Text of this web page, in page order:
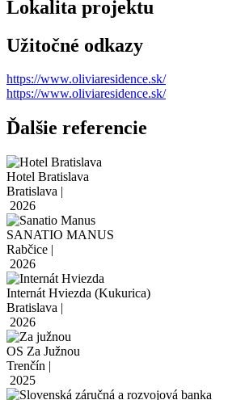
Lokalita projektu
Užitočné odkazy
https://www.oliviaresidence.sk/
https://www.oliviaresidence.sk/
Ďalšie referencie
Hotel Bratislava
Bratislava |
2026
SANATIO MANUS
Rabčice |
2026
Internát Hviezda (Kukurica)
Bratislava |
2026
OS Za Južnou
Trenčín |
2025